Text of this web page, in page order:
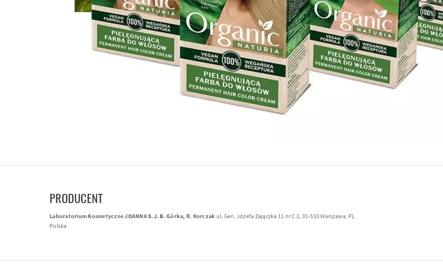
PRODUCENT
Laboratorium Kosmetyczne JOANNA S.J. B. Górka, R. Korczak ul. Gen. Józefa Zajączka 11 nr C 2, 01-510 Warszawa, PL
Polska